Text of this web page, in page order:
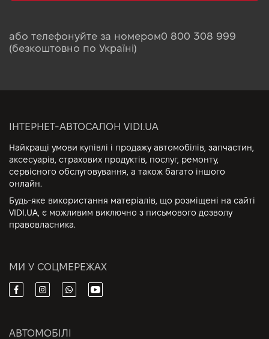
або телефонуйте за номером0 800 308 999
(безкоштовно по Україні)
ІНТЕРНЕТ-АВТОСАЛОН VIDI.UA
Найкращі умови купівлі і продажу автомобілів, запчастин,
аксесуарів, страхових продуктів, послуг, ремонту,
сервісного обслуговування, а також багато іншого
онлайн.
Будь-яке використання матеріалів, що розміщені на сайті
VIDI.UA, є можливим виключно з письмового дозволу
правовласника.
МИ У СОЦМЕРЕЖАХ
АВТОМОБІЛІ